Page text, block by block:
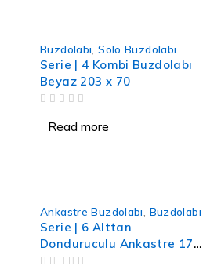
Buzdolabı ,Solo Buzdolabı
Serie | 4 Kombi Buzdolabı
Beyaz 203 x 70
Read more
Ankastre Buzdolabı Buzdolabı
Serie | 6 Alttan
Donduruculu Ankastre 177
x 55 Buzdolabı